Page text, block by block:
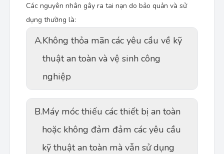
Các nguyên nhân gây ra tai nạn do bảo quản và sử
dụng thường là:
A.Không thỏa mãn các yêu cầu về kỹ
thuật an toàn và vệ sinh công
nghiệp
B.Máy móc thiếu các thiết bị an toàn
hoặc không đảm đảm các yêu cầu
kỹ thuật an toàn mà vẫn sử dụng